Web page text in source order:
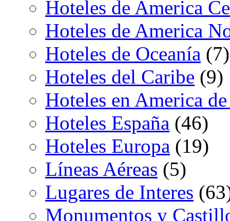
Hoteles de America
Hoteles de America
Hoteles de Oceanía (7)
Hoteles del Caribe (9)
Hoteles en America
Hoteles España (46)
Hoteles Europa (19)
Líneas Aéreas (5)
Lugares de Interes
Monumentos y